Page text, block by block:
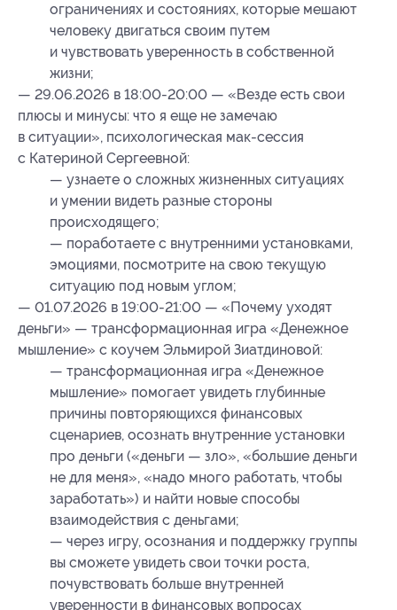
ограничениях и состояниях, которые мешают
человеку двигаться своим путем
и чувствовать уверенность в собственной
жизни;
— 29.06.2026 в 18:00-20:00 — «Везде есть свои
плюсы и минусы: что я еще не замечаю
в ситуации», психологическая мак-сессия
с Катериной Сергеевной:
— узнаете о сложных жизненных ситуациях
и умении видеть разные стороны
происходящего;
— поработаете с внутренними установками,
эмоциями, посмотрите на свою текущую
ситуацию под новым углом;
— 01.07.2026 в 19:00-21:00 — «Почему уходят
деньги» — трансформационная игра «Денежное
мышление» с коучем Эльмирой Зиатдиновой:
— трансформационная игра «Денежное
мышление» помогает увидеть глубинные
причины повторяющихся финансовых
сценариев, осознать внутренние установки
про деньги («деньги — зло», «большие деньги
не для меня», «надо много работать, чтобы
заработать») и найти новые способы
взаимодействия с деньгами;
— через игру, осознания и поддержку группы
вы сможете увидеть свои точки роста,
почувствовать больше внутренней
уверенности в финансовых вопросах